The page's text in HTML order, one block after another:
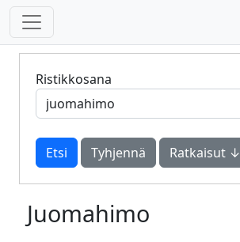
Ristikkosana
Tyhjennä Ratkaisut ↓
Juomahimo